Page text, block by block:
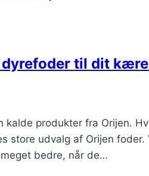
til dit
kalde produkter fra Orijen.
store udvalg af Orijen
bedre, når de…